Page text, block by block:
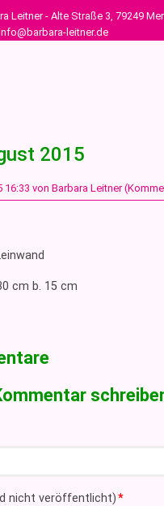
Leitner - Alte Straße 3, 79249
leitner.de
2015
16:33 von Barbara Leitner
cm b. 15 cm
nicht veröffentlicht)*